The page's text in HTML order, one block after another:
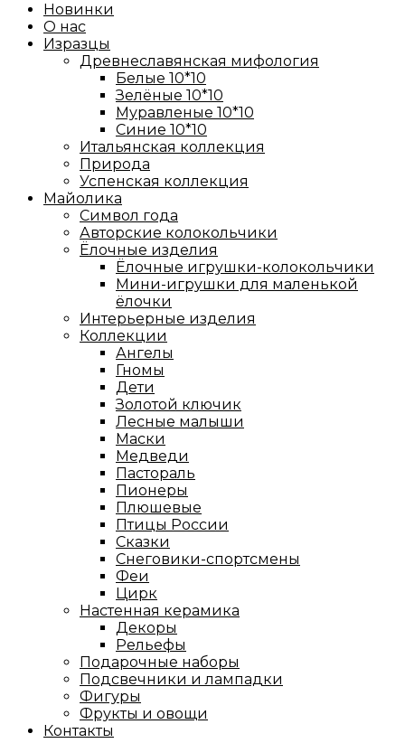
Новинки
О нас
Изразцы
Древнеславянская мифология
Белые 10*10
Зелёные 10*10
Муравленые 10*10
Синие 10*10
Итальянская коллекция
Природа
Успенская коллекция
Майолика
Символ года
Авторские колокольчики
Ёлочные изделия
Ёлочные игрушки-колокольчики
Мини-игрушки для маленькой
ёлочки
Интерьерные изделия
Коллекции
Ангелы
Гномы
Дети
Золотой ключик
Лесные малыши
Маски
Медведи
Пастораль
Пионеры
Плюшевые
Птицы России
Сказки
Снеговики-спортсмены
Феи
Цирк
Настенная керамика
Декоры
Рельефы
Подарочные наборы
Подсвечники и лампадки
Фигуры
Фрукты и овощи
Контакты